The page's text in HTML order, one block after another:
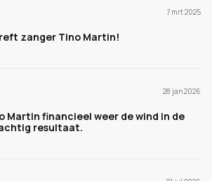
7 mrt 2025
zanger Tino Martin!
28 jan 2026
Martin financieel weer de wind in de
resultaat.